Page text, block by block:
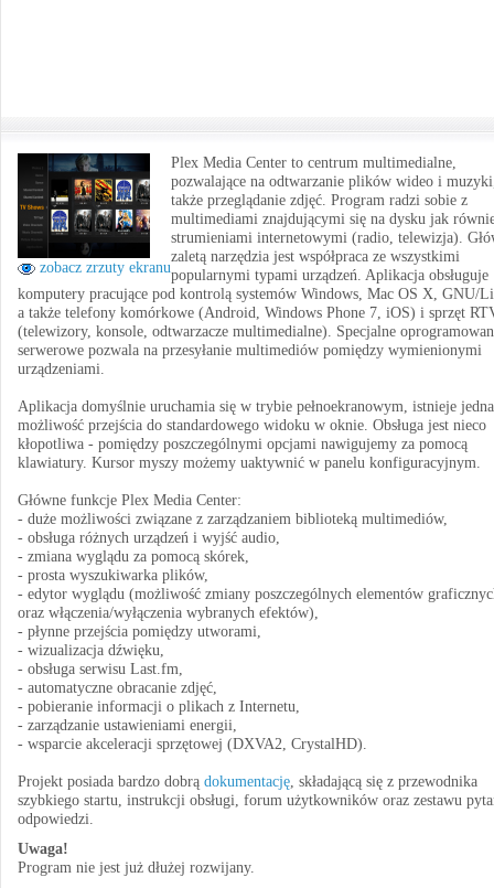
zobacz zrzuty ekranu
Plex Media Center to centrum multimedialne,
pozwalające na odtwarzanie plików wideo i
także przeglądanie zdjęć. Program radzi sobie z
multimediami znajdującymi się na dysku jak
strumieniami internetowymi (radio, telewizja).
zaletą narzędzia jest współpraca ze wszystkimi
popularnymi typami urządzeń. Aplikacja obsługuje
komputery pracujące pod kontrolą systemów Windows, Mac OS X, GNU/
a także telefony komórkowe (Android, Windows Phone 7, iOS) i sprzęt
(telewizory, konsole, odtwarzacze multimedialne). Specjalne
serwerowe pozwala na przesyłanie multimediów pomiędzy wymienionymi
urządzeniami.
Aplikacja domyślnie uruchamia się w trybie pełnoekranowym, istnieje
możliwość przejścia do standardowego widoku w oknie. Obsługa jest nieco
kłopotliwa - pomiędzy poszczególnymi opcjami nawigujemy za pomocą
klawiatury. Kursor myszy możemy uaktywnić w panelu konfiguracyjnym.
Główne funkcje Plex Media Center:
- duże możliwości związane z zarządzaniem biblioteką multimediów,
- obsługa różnych urządzeń i wyjść audio,
- zmiana wyglądu za pomocą skórek,
- prosta wyszukiwarka plików,
- edytor wyglądu (możliwość zmiany poszczególnych elementów
oraz włączenia/wyłączenia wybranych efektów),
- płynne przejścia pomiędzy utworami,
- wizualizacja dźwięku,
- obsługa serwisu Last.fm,
- automatyczne obracanie zdjęć,
- pobieranie informacji o plikach z Internetu,
- zarządzanie ustawieniami energii,
- wsparcie akceleracji sprzętowej (DXVA2, CrystalHD).
Projekt posiada bardzo dobrą dokumentację, składającą się z przewodnika
szybkiego startu, instrukcji obsługi, forum użytkowników oraz zestawu
odpowiedzi.
Uwaga!
Program nie jest już dłużej rozwijany.